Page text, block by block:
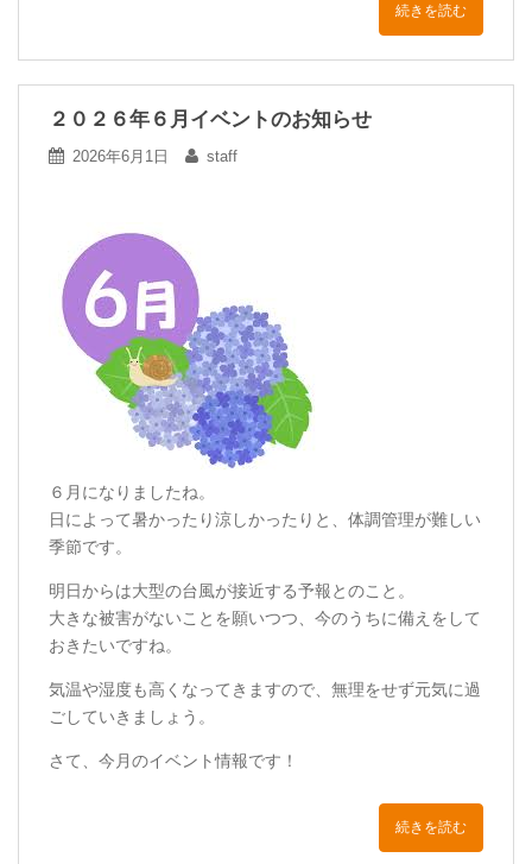
続きを読む
２０２６年６月イベントのお知らせ
2026年6月1日 staff
６月になりましたね。
日によって暑かったり涼しかったりと、体調管理が難しい
季節です。
明日からは大型の台風が接近する予報とのこと。
大きな被害がないことを願いつつ、今のうちに備えをして
おきたいですね。
気温や湿度も高くなってきますので、無理をせず元気に過
ごしていきましょう。
さて、今月のイベント情報です！
続きを読む